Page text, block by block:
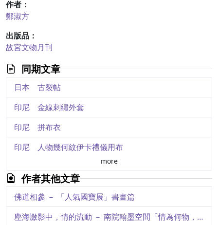
作者：
鄭淑方
出版品：
故宮文物月刊
同期文章
日本 古裂帖
印尼 金線刺繡外套
印尼 拼布衣
印尼 人物幾何紋伊卡禮儀用布
印度 生命之樹紋繪染掛飾
印度 羅摩衍那主題繪染禮儀用布
more
作者其他文章
佛道相參 － 「人氣國寶展」書畫篇
塵海瀲影中，情的流動 － 南院翰墨空間「情為何物，一往而深」主題展簡介